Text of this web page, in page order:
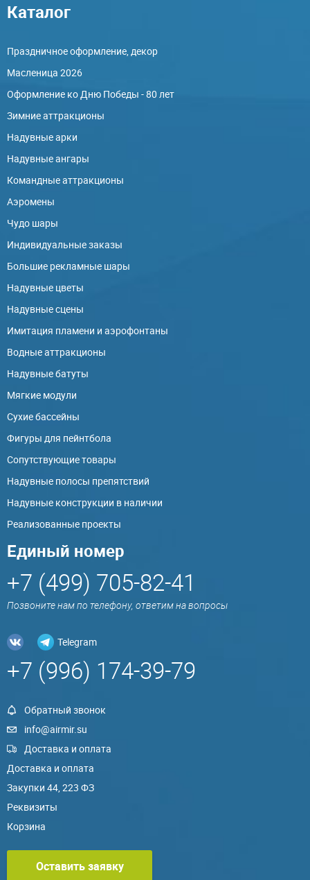
Каталог
Праздничное оформление, декор
Масленица 2026
Оформление ко Дню Победы - 80 лет
Зимние аттракционы
Надувные арки
Надувные ангары
Командные аттракционы
Аэромены
Чудо шары
Индивидуальные заказы
Большие рекламные шары
Надувные цветы
Надувные сцены
Имитация пламени и аэрофонтаны
Водные аттракционы
Надувные батуты
Мягкие модули
Сухие бассейны
Фигуры для пейнтбола
Сопутствующие товары
Надувные полосы препятствий
Надувные конструкции в наличии
Реализованные проекты
Единый номер
+7 (499) 705-82-41
Позвоните нам по телефону, ответим на вопросы
Telegram
+7 (996) 174-39-79
Обратный звонок
info@airmir.su
Доставка и оплата
Доставка и оплата
Закупки 44, 223 ФЗ
Реквизиты
Корзина
Оставить заявку